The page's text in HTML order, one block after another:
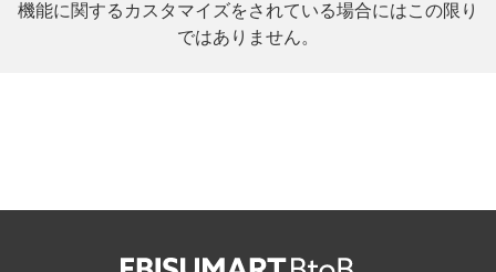
機能に関するカスタマイズをされている場合にはこの限り
ではありません。